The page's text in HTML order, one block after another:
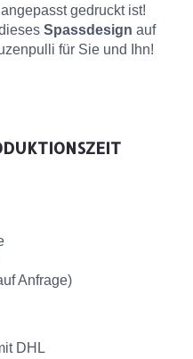
gedruckt ist!
Spassdesign auf
für Sie und Ihn!
Anfrage)
DHL